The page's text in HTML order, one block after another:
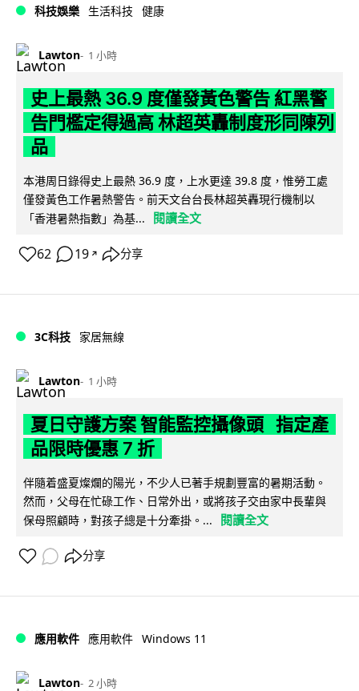
科技娛樂 生活科技 健康
Lawton 1 小時
史上最熱 36.9 度僅發黃色警告 紅黑警
告門檻定得過高 林超英轟制度形同陳列
品
本港周日錄得史上最熱 36.9 度，上水更達 39.8 度，惟勞工處
僅發黃色工作暑熱警告。前天文台台長林超英轟現行機制以
「香港暑熱指數」為基...
閱讀全文
62 19 ↗ 分享
3C科技 家居無線
Lawton 1 小時
夏日守護方案 智能監控攝像頭 指定產
品限時優惠 7 折
伴隨着盛夏燦爛的陽光，不少人已著手規劃豐富的暑期活動。
然而，父母在忙碌工作、日常外出，或將孩子交由家中長輩與
保母照顧時，對孩子總是十分牽掛。...
閱讀全文
分享
應用軟件 應用軟件 Windows 11
Lawton 2 小時